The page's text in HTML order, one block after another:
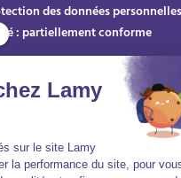
des données personnelles
: partiellement conforme